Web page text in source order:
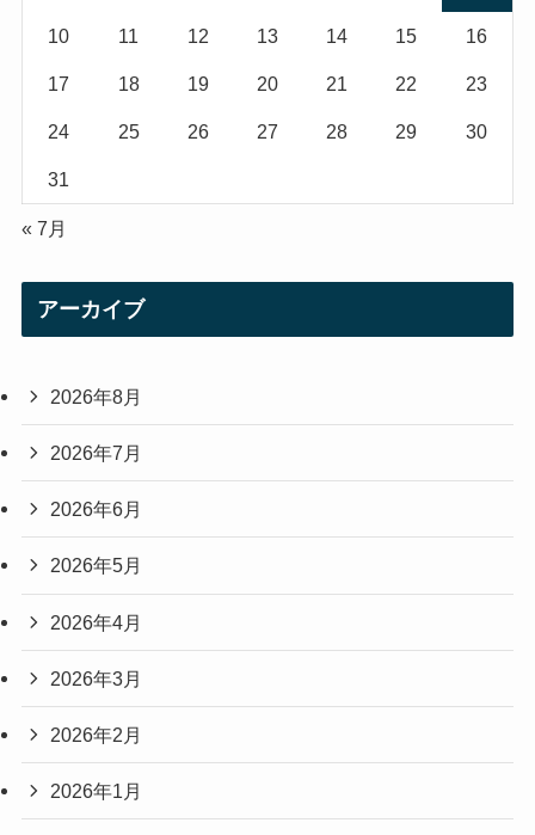
10 11 12 13 14 15 16
17 18 19 20 21 22 23
24 25 26 27 28 29 30
31
« 7月
アーカイブ
2026年8月
2026年7月
2026年6月
2026年5月
2026年4月
2026年3月
2026年2月
2026年1月